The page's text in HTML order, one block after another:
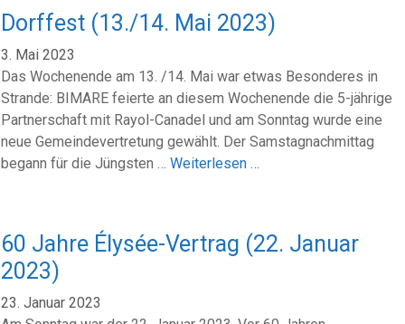
Dorffest (13./14. Mai 2023)
3. Mai 2023
Das Wochenende am 13. /14. Mai war etwas Besonderes in
Strande: BIMARE feierte an diesem Wochenende die 5-jährige
Partnerschaft mit Rayol-Canadel und am Sonntag wurde eine
neue Gemeindevertretung gewählt. Der Samstagnachmittag
begann für die Jüngsten … Weiterlesen …
60 Jahre Élysée-Vertrag (22. Januar
2023)
23. Januar 2023